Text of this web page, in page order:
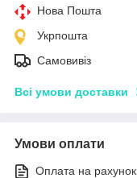
Нова Пошта
Укрпошта
Самовивіз
Всі умови доставки
Умови оплати
Оплата на рахунок